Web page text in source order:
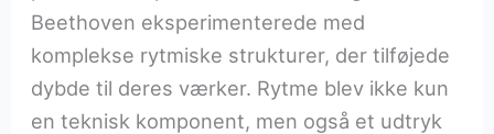
Beethoven eksperimenterede med
komplekse rytmiske strukturer, der tilføjede
dybde til deres værker. Rytme blev ikke kun
en teknisk komponent, men også et udtryk